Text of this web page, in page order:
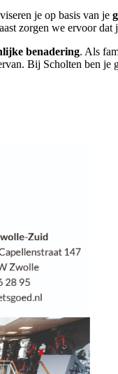
je op basis van je
zorgen we ervoor
benadering. Als
Bij Scholten ben je